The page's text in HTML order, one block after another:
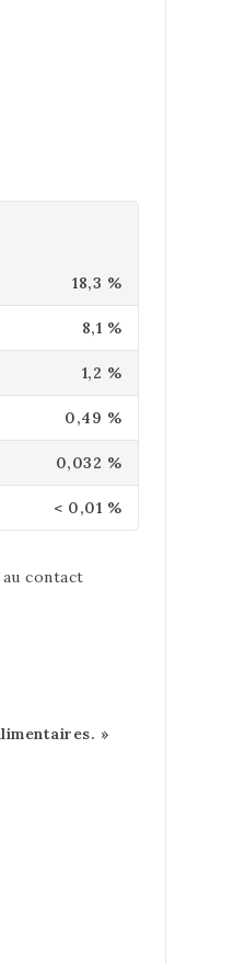
18,3 %
8,1 %
1,2 %
0,49 %
0,032 %
< 0,01 %
contact
»